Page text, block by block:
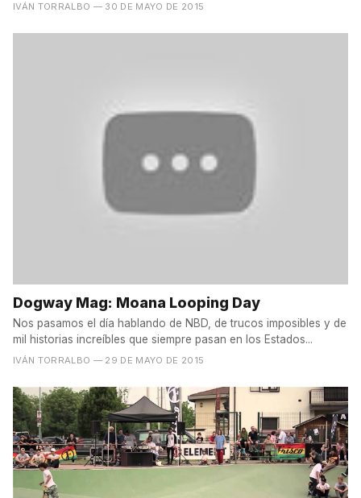
IVÁN TORRALBO — 30 DE MAYO DE 2015
Dogway Mag: Moana Looping Day
Nos pasamos el día hablando de NBD, de trucos imposibles y de
mil historias increíbles que siempre pasan en los Estados...
IVÁN TORRALBO — 29 DE MAYO DE 2015